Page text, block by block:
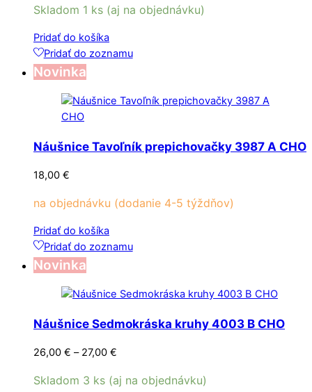
Skladom 1 ks (aj na objednávku)
Pridať do košíka
Pridať do zoznamu
Novinka
Náušnice Tavoľník prepichovačky 3987 A CHO
18,00 €
na objednávku (dodanie 4-5 týždňov)
Pridať do košíka
Pridať do zoznamu
Novinka
Náušnice Sedmokráska kruhy 4003 B CHO
26,00 € – 27,00 €
26,00 €
Skladom 3 ks (aj na objednávku)